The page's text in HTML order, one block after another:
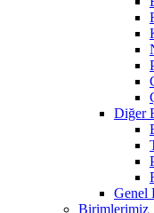
Diğer
Genel
Birimlerimiz